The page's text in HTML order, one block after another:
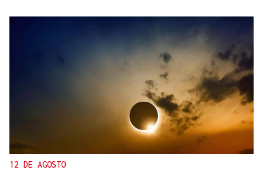
12 DE AGOSTO